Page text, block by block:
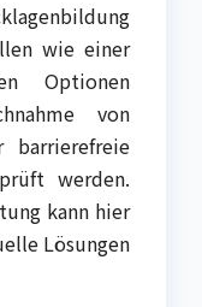
wie einer
Optionen
von
barrierefreie
werden.
kann hier
Lösungen